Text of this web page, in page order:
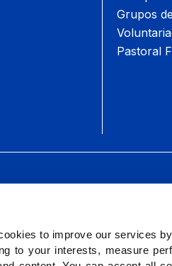
to improve our services
to your interests, measure
Grupos
Pastoral